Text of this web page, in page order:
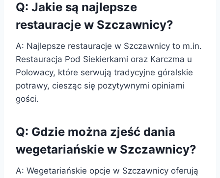
Q: Jakie są najlepsze
restauracje w Szczawnicy?
A: Najlepsze restauracje w Szczawnicy to m.in.
Restauracja Pod Siekierkami oraz Karczma u
Polowacy, które serwują tradycyjne góralskie
potrawy, ciesząc się pozytywnymi opiniami
gości.
Q: Gdzie można zjeść dania
wegetariańskie w Szczawnicy?
A: Wegetariańskie opcje w Szczawnicy oferują